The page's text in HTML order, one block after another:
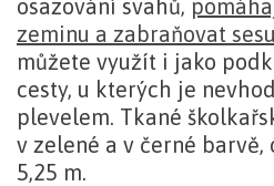
osazování svahů,
zeminu a zabraňovat
můžete využít i jako
cesty, u kterých je
plevelem. Tkané
v zelené a v černé barvě,
5,25 m.